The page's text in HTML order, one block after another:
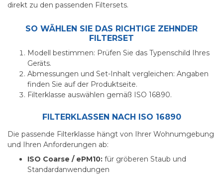
direkt zu den passenden Filtersets.
SO WÄHLEN SIE DAS RICHTIGE ZEHNDER
FILTERSET
Modell bestimmen: Prüfen Sie das Typenschild Ihres
Geräts.
Abmessungen und Set-Inhalt vergleichen: Angaben
finden Sie auf der Produktseite.
Filterklasse auswählen gemäß ISO 16890.
FILTERKLASSEN NACH ISO 16890
Die passende Filterklasse hängt von Ihrer Wohnumgebung
und Ihren Anforderungen ab:
ISO Coarse / ePM10: für gröberen Staub und
Standardanwendungen